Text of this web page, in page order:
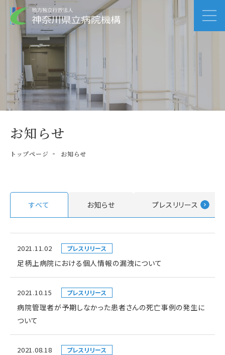
お知らせ
トップページ お知らせ
すべて お知らせ プレスリリース
2021.11.02 プレスリリース
足柄上病院における個人情報の漏洩について
2021.10.15 プレスリリース
病院管理者が予期しなかった患者さんの死亡事例の発生に
ついて
2021.08.18 プレスリリース